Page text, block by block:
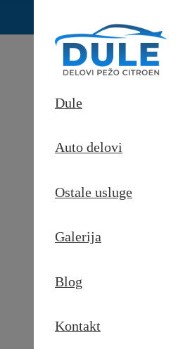
Dule
Auto delovi
Ostale usluge
Galerija
Blog
Kontakt